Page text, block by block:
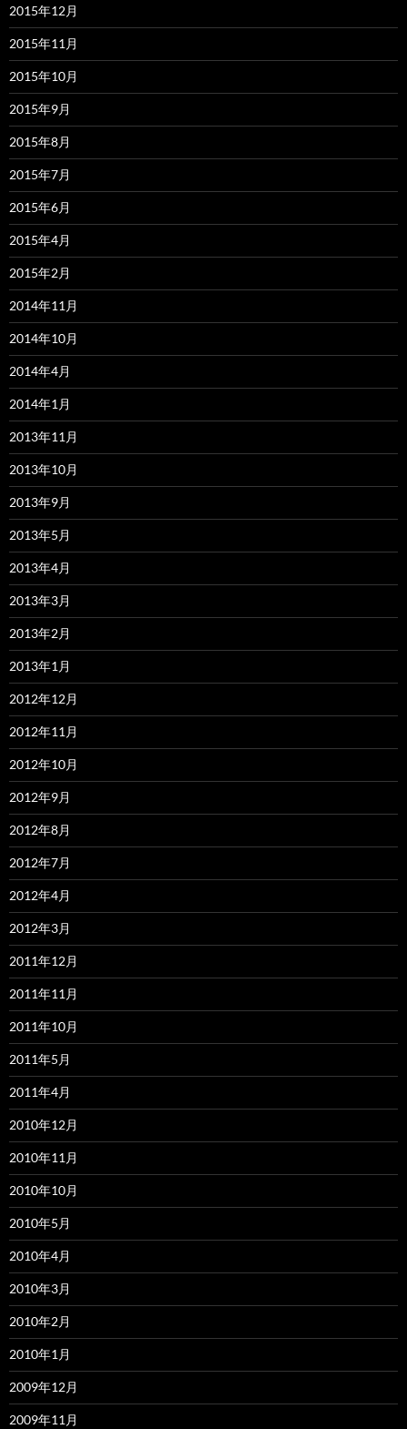
2015年12月
2015年11月
2015年10月
2015年9月
2015年8月
2015年7月
2015年6月
2015年4月
2015年2月
2014年11月
2014年10月
2014年4月
2014年1月
2013年11月
2013年10月
2013年9月
2013年5月
2013年4月
2013年3月
2013年2月
2013年1月
2012年12月
2012年11月
2012年10月
2012年9月
2012年8月
2012年7月
2012年4月
2012年3月
2011年12月
2011年11月
2011年10月
2011年5月
2011年4月
2010年12月
2010年11月
2010年10月
2010年5月
2010年4月
2010年3月
2010年2月
2010年1月
2009年12月
2009年11月